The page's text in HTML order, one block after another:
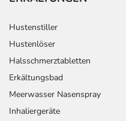
Hustenstiller
Hustenlöser
Halsschmerztabletten
Erkältungsbad
Meerwasser Nasenspray
Inhaliergeräte